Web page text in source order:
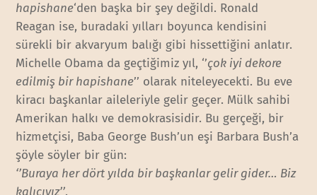
hapishane‘den başka bir şey değildi. Ronald
Reagan ise, buradaki yılları boyunca kendisini
sürekli bir akvaryum balığı gibi hissettiğini anlatır.
Michelle Obama da geçtiğimiz yıl, ‘’çok iyi dekore
edilmiş bir hapishane’’ olarak niteleyecekti. Bu eve
kiracı başkanlar aileleriyle gelir geçer. Mülk sahibi
Amerikan halkı ve demokrasisidir. Bu gerçeği, bir
hizmetçisi, Baba George Bush’un eşi Barbara Bush’a
şöyle söyler bir gün:
‘’Buraya her dört yılda bir başkanlar gelir gider… Biz
kalıcıyız’’.